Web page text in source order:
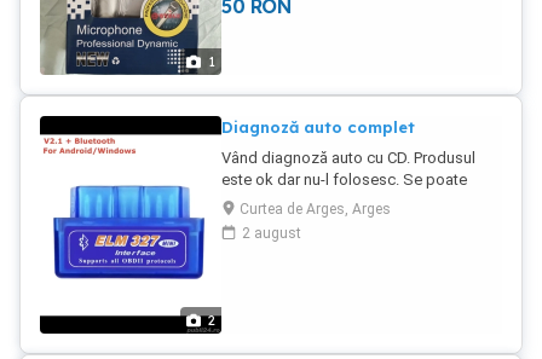
1
sunetul cu claritate și precizie. Nu rata
50 RON
2
Diagnoză auto complet
Vând diagnoză auto cu CD. Produsul
este ok dar nu-l folosesc. Se poate
descarca aplicatia pe telefon pentru
scanare si setari.
Curtea de Arges, Arges
2 august